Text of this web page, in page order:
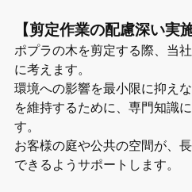
【剪定作業の配慮深い実施
ポプラの木を剪定する際、当
に考えます。
環境への影響を最小限に抑え
を維持するために、専門知識
す。
お客様の庭や公共の空間が、
できるようサポートします。